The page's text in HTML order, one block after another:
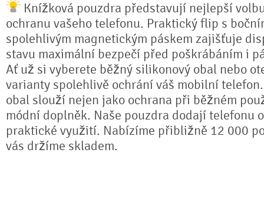
Knížková pouzdra představují nejlepší
ochranu vašeho telefonu. Praktický flip s
spolehlivým magnetickým páskem zajišťuje
stavu maximální bezpečí před poškrábáním i
Ať už si vyberete běžný silikonový obal nebo
varianty spolehlivě ochrání váš mobilní
obal slouží nejen jako ochrana při běžném
módní doplněk. Naše pouzdra dodají telefonu
praktické využití. Nabízíme přibližně 12 000
vás držíme skladem.